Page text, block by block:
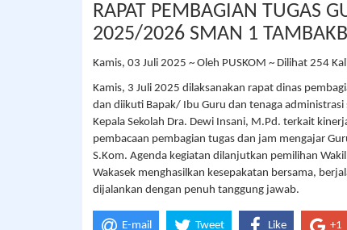
RAPAT PEMBAGIAN TUGAS
2025/2026 SMAN 1
Kamis, 03 Juli 2025 ~ Oleh PUSKOM ~ Dilihat 254
Kamis, 3 Juli 2025 dilaksanakan rapat dinas
dan diikuti Bapak/ Ibu Guru dan tenaga
Kepala Sekolah Dra. Dewi Insani, M.Pd. terkait
pembacaan pembagian tugas dan jam mengajar
S.Kom. Agenda kegiatan dilanjutkan pemilihan
Wakasek menghasilkan kesepakatan bersama,
dijalankan dengan penuh tanggung jawab.
E-mail Tweet Like +1